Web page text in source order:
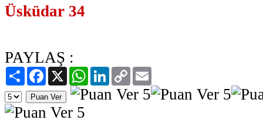
Üsküdar 34
PAYLAŞ :
PaylaşFacebook
X WhatsAppLinkedIn
Copy
Link